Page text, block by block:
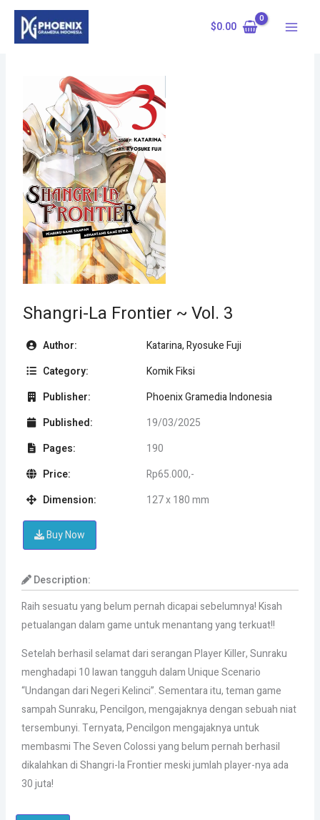
Skip
content
$0.00
Shangri-La Frontier ~ Vol. 3
Author:
Katarina, Ryosuke Fuji
Category:
Komik Fiksi
Publisher:
Phoenix Gramedia Indonesia
Published:
19/03/2025
Pages:
190
Price:
Rp65.000,-
Dimension:
127 x 180 mm
Buy Now
Description:
Raih sesuatu yang belum pernah dicapai sebelumnya! Kisah
petualangan dalam game untuk menantang yang terkuat!!
Setelah berhasil selamat dari serangan Player Killer, Sunraku
menghadapi 10 lawan tangguh dalam Unique Scenario
“Undangan dari Negeri Kelinci”. Sementara itu, teman game
sampah Sunraku, Pencilgon, mengajaknya dengan sebuah niat
tersembunyi. Ternyata, Pencilgon mengajaknya untuk
membasmi The Seven Colossi yang belum pernah berhasil
dikalahkan di Shangri-la Frontier meski jumlah player-nya ada
30 juta!